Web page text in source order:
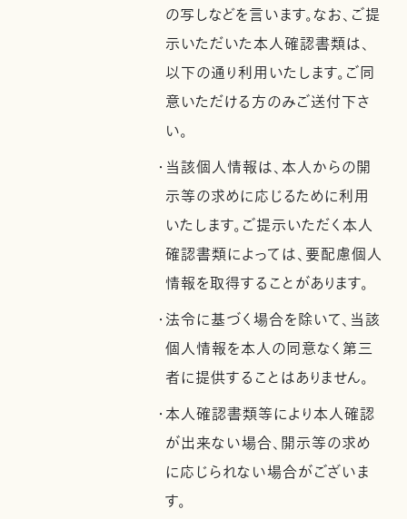
の写しなどを言います。なお、ご提
示いただいた本人確認書類は、
以下の通り利用いたします。ご同
意いただける方のみご送付下さ
い。
・当該個人情報は、本人からの開
示等の求めに応じるために利用
いたします。ご提示いただく本人
確認書類によっては、要配慮個人
情報を取得することがあります。
・法令に基づく場合を除いて、当該
個人情報を本人の同意なく第三
者に提供することはありません。
・本人確認書類等により本人確認
が出来ない場合、開示等の求め
に応じられない場合がございま
す。